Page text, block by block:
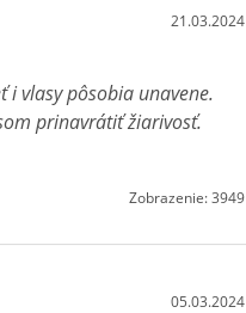
21.03.2024
i vlasy pôsobia unavene.
prinavrátiť žiarivosť.
Zobrazenie: 3949
05.03.2024